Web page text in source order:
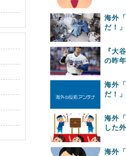
海外
だ！
『大
の昨
海外
だ！
海外
した
海外